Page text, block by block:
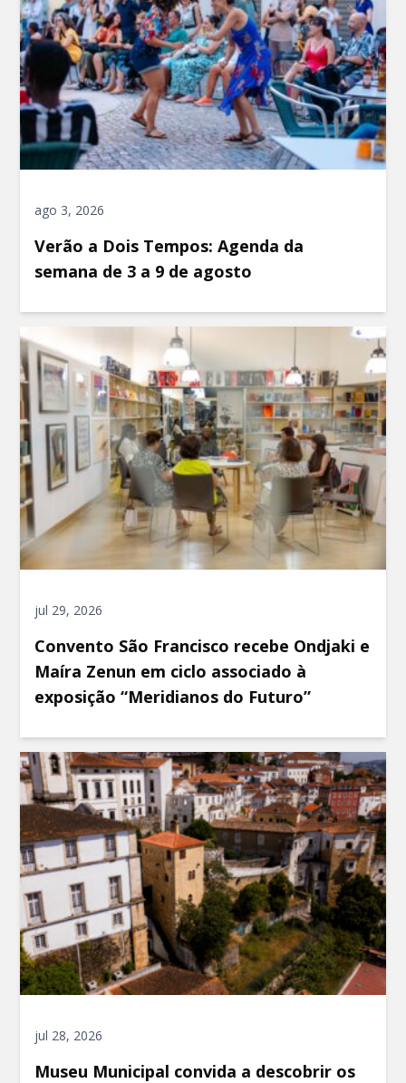
ago 3, 2026
Verão a Dois Tempos: Agenda da
semana de 3 a 9 de agosto
jul 29, 2026
Convento São Francisco recebe Ondjaki e
Maíra Zenun em ciclo associado à
exposição “Meridianos do Futuro”
jul 28, 2026
Museu Municipal convida a descobrir os